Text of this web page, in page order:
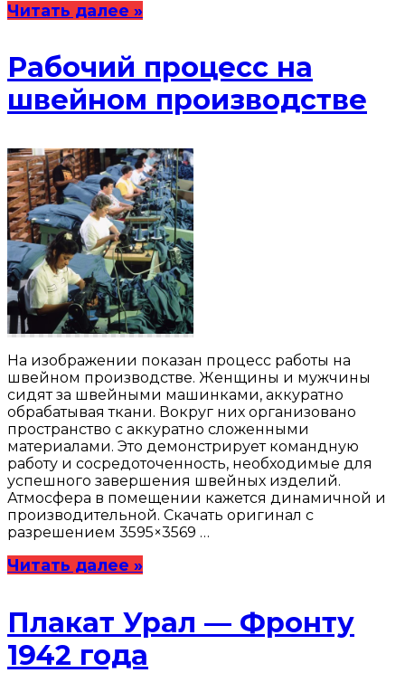
Читать далее »
Рабочий процесс на
швейном производстве
На изображении показан процесс работы на
швейном производстве. Женщины и мужчины
сидят за швейными машинками, аккуратно
обрабатывая ткани. Вокруг них организовано
пространство с аккуратно сложенными
материалами. Это демонстрирует командную
работу и сосредоточенность, необходимые для
успешного завершения швейных изделий.
Атмосфера в помещении кажется динамичной и
производительной. Скачать оригинал с
разрешением 3595×3569 …
Читать далее »
Плакат Урал — Фронту
1942 года